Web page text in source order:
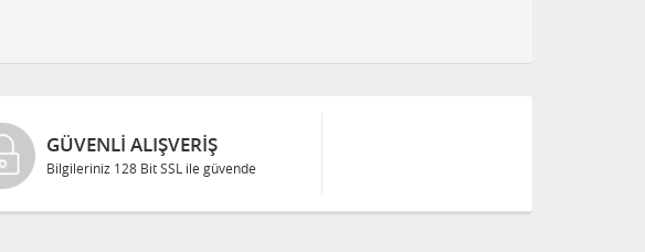
GÜVENLI ALIŞVERIŞ
Bilgileriniz 128 Bit SSL ile güvende